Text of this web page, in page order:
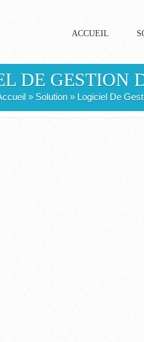
ACCUEIL
DE GESTION
ICI » Solution » Logiciel De